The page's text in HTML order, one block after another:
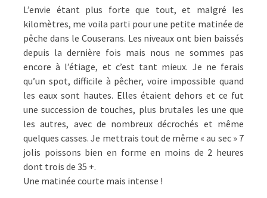
L’envie étant plus forte que tout, et malgré les
kilomètres, me voila parti pour une petite matinée de
pêche dans le Couserans. Les niveaux ont bien baissés
depuis la dernière fois mais nous ne sommes pas
encore à l’étiage, et c’est tant mieux. Je ne ferais
qu’un spot, difficile à pêcher, voire impossible quand
les eaux sont hautes. Elles étaient dehors et ce fut
une succession de touches, plus brutales les une que
les autres, avec de nombreux décrochés et même
quelques casses. Je mettrais tout de même « au sec » 7
jolis poissons bien en forme en moins de 2 heures
dont trois de 35 +.
Une matinée courte mais intense !